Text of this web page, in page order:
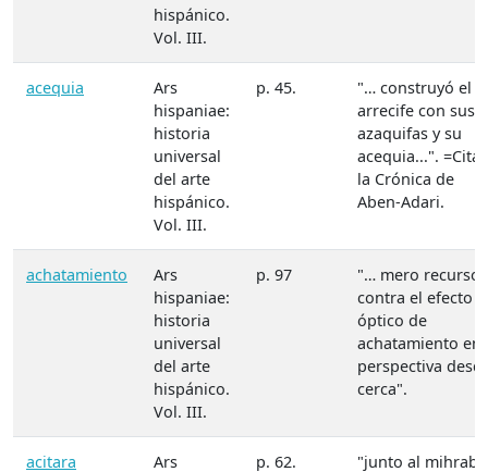
hispánico.
Vol. III.
acequia
Ars
hispaniae:
historia
universal
del arte
hispánico.
Vol. III.
p. 45.
"… construyó el
arrecife con sus
azaquifas y su
acequia...". =Cita
la Crónica de
Aben-Adari.
achatamiento
Ars
hispaniae:
historia
universal
del arte
hispánico.
Vol. III.
p. 97
"… mero recurso
contra el efecto
óptico de
achatamiento en
perspectiva
cerca".
acitara
Ars
p. 62.
"junto al mihrab,